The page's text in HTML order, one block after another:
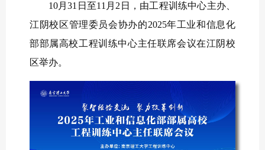
10月31日至11月2日，由工程训练中心主办、
江阴校区管理委员会协办的2025年工业和信息化
部部属高校工程训练中心主任联席会议在江阴校
区举办。